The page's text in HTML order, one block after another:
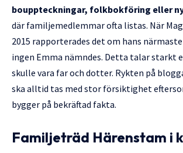
bouppteckningar, folkbokföring eller
där familjemedlemmar ofta listas. När
2015 rapporterades det om hans
ingen Emma nämndes. Detta talar starkt
skulle vara far och dotter. Rykten på
ska alltid tas med stor försiktighet
bygger på bekräftad fakta.
Familjeträd Härenstam i